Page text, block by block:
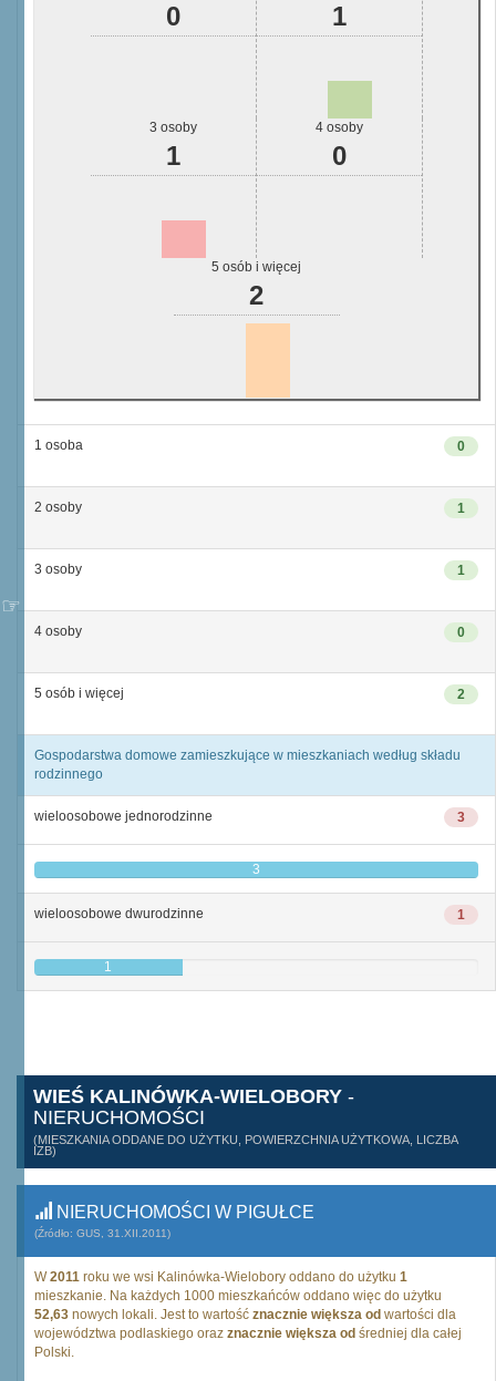
0 1
3 osoby
1
4 osoby
0
5 osób i więcej
2
0
1 osoba
1
2 osoby
1
3 osoby
0
4 osoby
2
5 osób i więcej
Gospodarstwa domowe zamieszkujące w mieszkaniach według składu
rodzinnego
3
wieloosobowe jednorodzinne
3
1
wieloosobowe dwurodzinne
1
WIEŚ KALINÓWKA-WIELOBORY -
NIERUCHOMOŚCI
(MIESZKANIA ODDANE DO UŻYTKU, POWIERZCHNIA UŻYTKOWA, LICZBA
IZB)
NIERUCHOMOŚCI W PIGUŁCE
(Źródło: GUS, 31.XII.2011)
W2011 roku we wsi Kalinówka-Wielobory oddano do użytku 1
mieszkanie. Na każdych 1000 mieszkańców oddano więc do użytku
52,63 nowych lokali. Jest to wartość znacznie większa od wartości dla
województwa podlaskiego oraz znacznie większa od średniej dla całej
Polski.